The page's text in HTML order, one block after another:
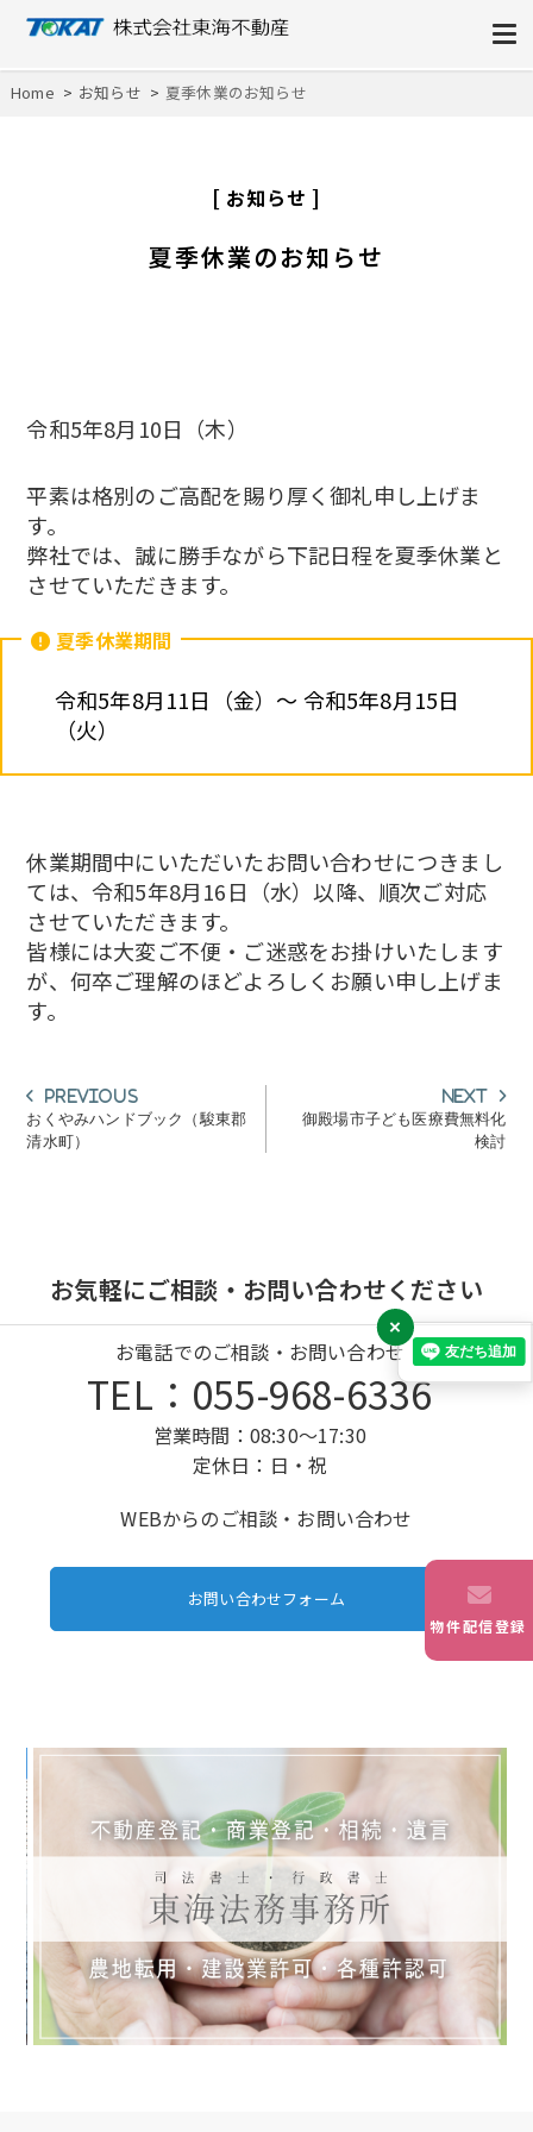
株式会社東海不動産
Home お知らせ 夏季休業のお知らせ
お知らせ
夏季休業のお知らせ
令和5年8月10日（木）
平素は格別のご高配を賜り厚く御礼申し上げま
す。
弊社では、誠に勝手ながら下記日程を夏季休業と
させていただきます。
夏季休業期間
令和5年8月11日（金）～ 令和5年8月15日
（火）
休業期間中にいただいたお問い合わせにつきまし
ては、令和5年8月16日（水）以降、順次ご対応
させていただきます。
皆様には大変ご不便・ご迷惑をお掛けいたします
が、何卒ご理解のほどよろしくお願い申し上げま
す。
投
稿
ナ
ン
PreviousPrevious
post:
おくやみハンドブック（駿東郡
清水町）
Next
post:
御殿場市子ども医療費無料化
検討
お気軽にご相談・お問い合わせください
お電話でのご相談・お問い合わせ
TEL：055-968-6336
営業時間：08:30～17:30
定休日：日・祝
WEBからのご相談・お問い合わせ
お問い合わせフォーム
物件配信登録
×